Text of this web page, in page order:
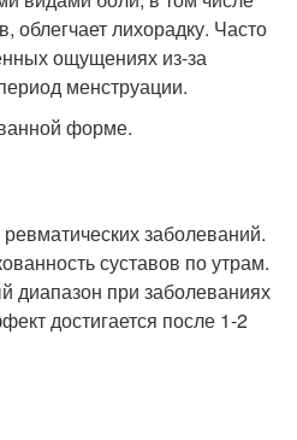
облегчает лихорадку. Часто
ощущениях из-за
менструации.
форме.
заболеваний.
суставов по утрам.
диапазон при заболеваниях
достигается после 1-2